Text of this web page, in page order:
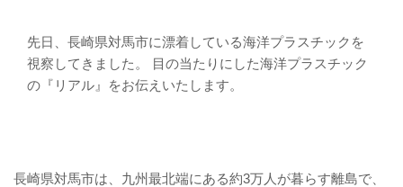
先日、長崎県対馬市に漂着している海洋プラスチックを
視察してきました。 目の当たりにした海洋プラスチック
の『リアル』をお伝えいたします。
長崎県対馬市は、九州最北端にある約3万人が暮らす離島で、